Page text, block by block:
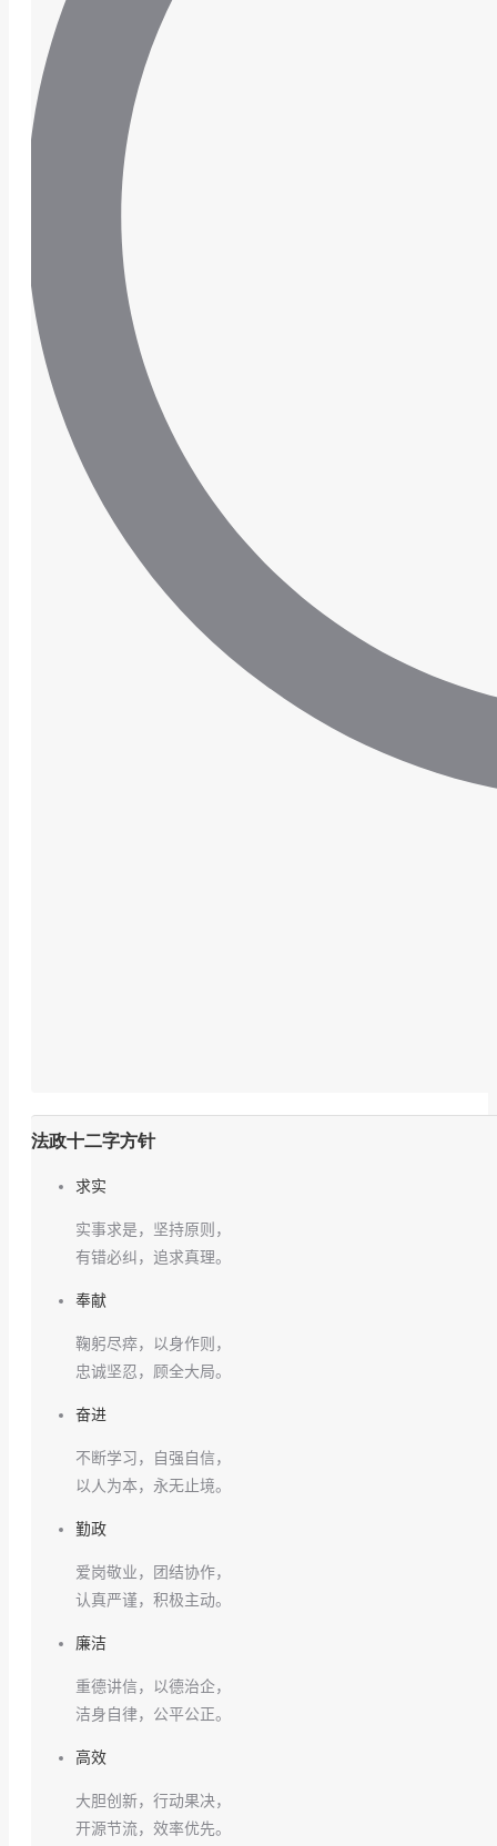
法政十二字方针
求实
实事求是，坚持原则，
有错必纠，追求真理。
奉献
鞠躬尽瘁，以身作则，
忠诚坚忍，顾全大局。
奋进
不断学习，自强自信，
以人为本，永无止境。
勤政
爱岗敬业，团结协作，
认真严谨，积极主动。
廉洁
重德讲信，以德治企，
洁身自律，公平公正。
高效
大胆创新，行动果决，
开源节流，效率优先。